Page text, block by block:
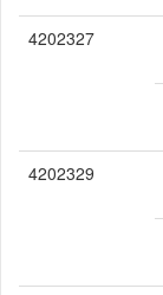
4202327
4202329